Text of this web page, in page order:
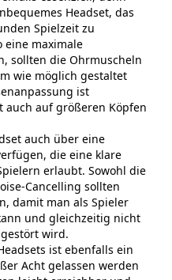
Headset, das
Spielzeit zu
eine maximale
sollten die Ohrmuscheln
wie möglich gestaltet
ist
auch auf größeren Köpfen
auch über eine
die eine klare
erlaubt. Sowohl die
Cancelling sollten
damit man als Spieler
und gleichzeitig nicht
wird.
ist ebenfalls ein
Acht gelassen werden